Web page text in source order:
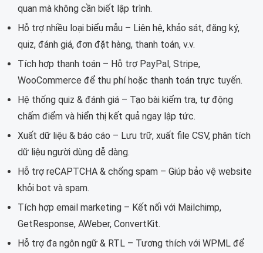
quan mà không cần biết lập trình.
Hỗ trợ nhiều loại biểu mẫu – Liên hệ, khảo sát, đăng ký,
quiz, đánh giá, đơn đặt hàng, thanh toán, v.v.
Tích hợp thanh toán – Hỗ trợ PayPal, Stripe,
WooCommerce để thu phí hoặc thanh toán trực tuyến.
Hệ thống quiz & đánh giá – Tạo bài kiểm tra, tự động
chấm điểm và hiển thị kết quả ngay lập tức.
Xuất dữ liệu & báo cáo – Lưu trữ, xuất file CSV, phân tích
dữ liệu người dùng dễ dàng.
Hỗ trợ reCAPTCHA & chống spam – Giúp bảo vệ website
khỏi bot và spam.
Tích hợp email marketing – Kết nối với Mailchimp,
GetResponse, AWeber, ConvertKit.
Hỗ trợ đa ngôn ngữ & RTL – Tương thích với WPML để